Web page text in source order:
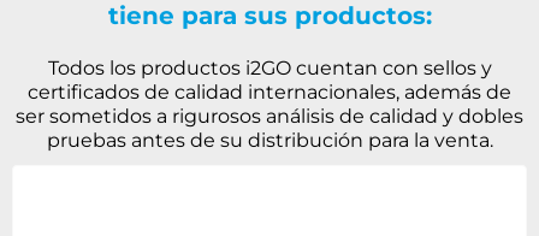
tiene para sus productos:
Todos los productos i2GO cuentan con sellos y
certificados de calidad internacionales, además de
ser sometidos a rigurosos análisis de calidad y dobles
pruebas antes de su distribución para la venta.